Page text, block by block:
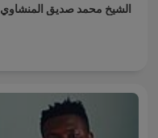
الشيخ محمد صديق المنشاوي